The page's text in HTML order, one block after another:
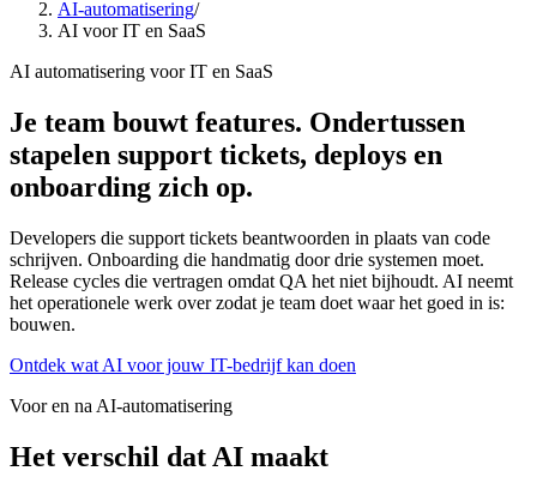
AI-automatisering/
AI voor IT en SaaS
AI automatisering voor IT en SaaS
Je team bouwt features. Ondertussen
stapelen support tickets, deploys en
onboarding zich op.
Developers die support tickets beantwoorden in plaats van code
schrijven. Onboarding die handmatig door drie systemen moet.
Release cycles die vertragen omdat QA het niet bijhoudt. AI neemt
het operationele werk over zodat je team doet waar het goed in is:
bouwen.
Ontdek wat AI voor jouw IT-bedrijf kan doen
Voor en na AI-automatisering
Het verschil dat AI maakt